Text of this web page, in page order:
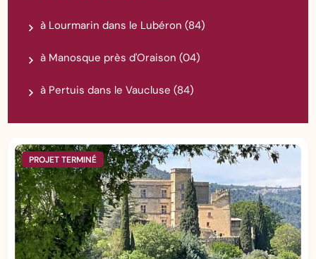
à Lourmarin dans le Lubéron (84)
à Manosque près d'Oraison (04)
à Pertuis dans le Vaucluse (84)
PROJET TERMINÉ